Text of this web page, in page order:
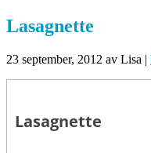
Lasagnette
23 september, 2012 av Lisa |
Lasagnette